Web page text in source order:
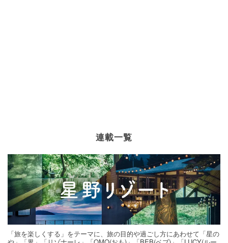
連載一覧
「旅を楽しくする」をテーマに、旅の目的や過ごし方にあわせて「星の